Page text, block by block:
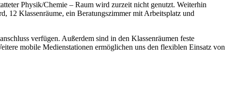
Physik/Chemie – Raum wird zurzeit nicht genutzt. Weiterhin
12 Klassenräume, ein Beratungszimmer mit Arbeitsplatz und
verfügen. Außerdem sind in den Klassenräumen feste
mobile Medienstationen ermöglichen uns den flexiblen Einsatz von